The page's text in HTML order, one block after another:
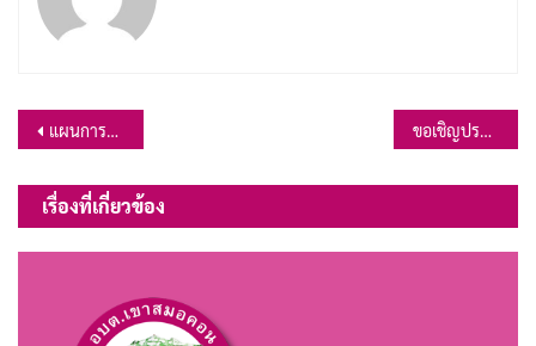
แนะแนว
เรื่อง
แผนการใช้จ่ายเงินรวม ประจำปีงบประมาณ พ.ศ.2567 ไตรมาสที่ 3 (เมษายน – มิถุนายน 2567)
เรื่องที่เกี่ยวข้อง